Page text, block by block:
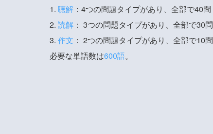
1. 聴解 ：4つの問題タイプがあり、全部で40問
2. 読解 ： 3つの問題タイプがあり、全部で30問
3. 作文 ： 2つの問題タイプがあり、全部で10問
必要な単語数は600語。